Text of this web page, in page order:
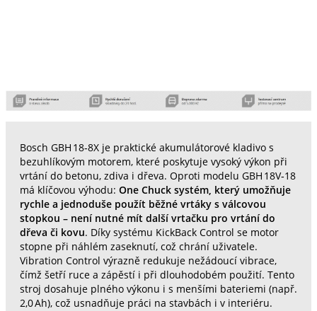
Bosch GBH 18‑8X je praktické akumulátorové kladivo s
bezuhlíkovým motorem, které poskytuje vysoký výkon při
vrtání do betonu, zdiva i dřeva. Oproti modelu GBH 18V‑18
má klíčovou výhodu: One Chuck systém, který umožňuje
rychle a jednoduše použít běžné vrtáky s válcovou
stopkou – není nutné mít další vrtačku pro vrtání do
dřeva či kovu. Díky systému KickBack Control se motor
stopne při náhlém zaseknutí, což chrání uživatele.
Vibration Control výrazně redukuje nežádoucí vibrace,
čímž šetří ruce a zápěstí i při dlouhodobém použití. Tento
stroj dosahuje plného výkonu i s menšími bateriemi (např.
2,0 Ah), což usnadňuje práci na stavbách i v interiéru.